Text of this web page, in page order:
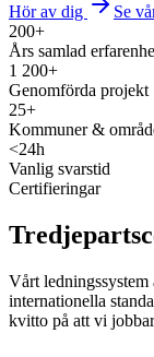
Hör av dig
Se
200+
Års samlad
1 200+
Genomförda projekt
25+
Kommuner &
<24h
Vanlig svarstid
Certifieringar
Vårt
internationella
kvitto på att vi